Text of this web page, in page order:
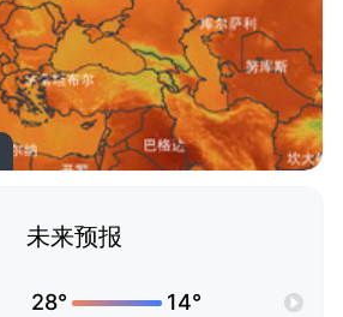
未来预报
28° 14°